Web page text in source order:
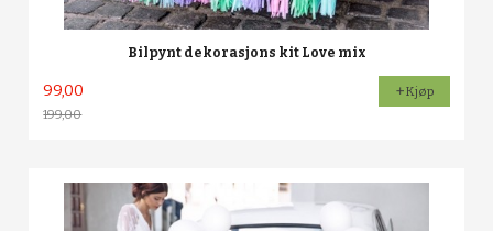
Bilpynt dekorasjons kit Love mix
99,00
199,00
Kjøp